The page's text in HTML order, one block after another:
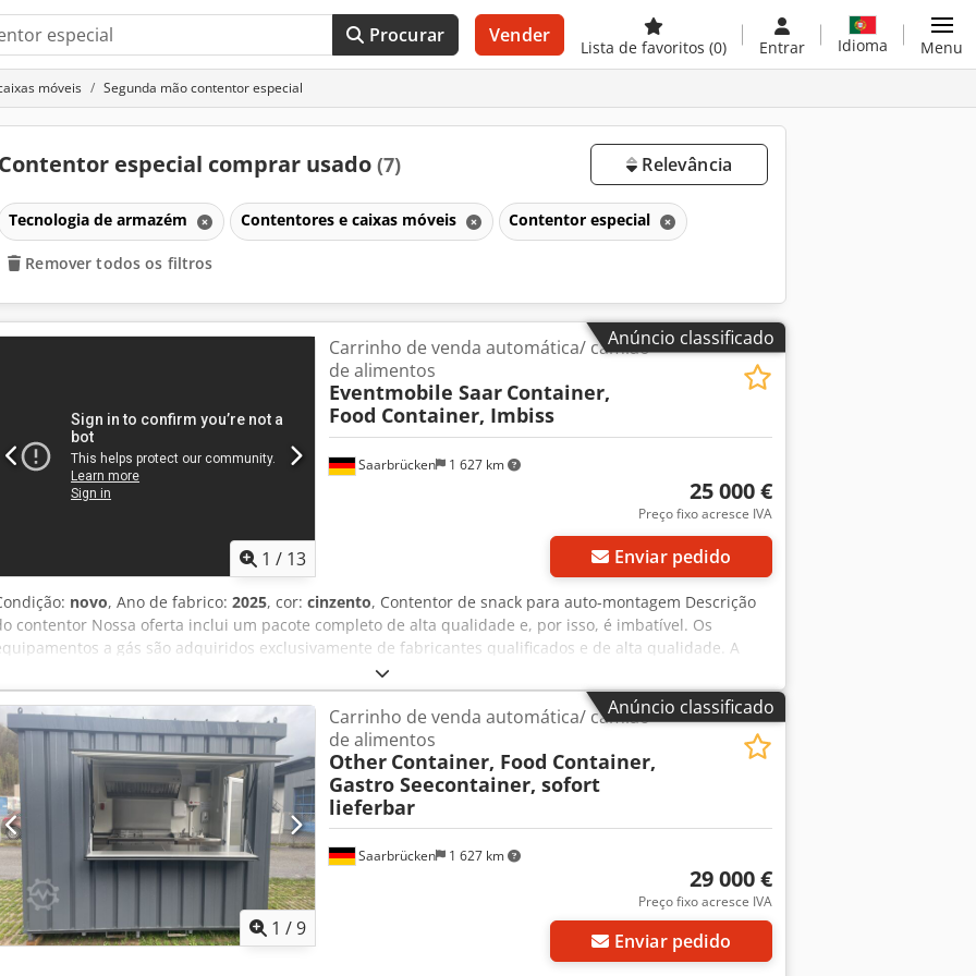
Procurar Vender
Lista de favoritos (0) Entrar Idioma Menu
móveis Segunda mão contentor especial
Contentor especial comprar usado (7) Relevância
Tecnologia de armazém Contentores e caixas móveis Contentor especial
Remover todos os filtros
Anúncio classificado
1 / 13
Saarbrücken 1 627 km
Carrinho de venda automática/ camião
de alimentos
Eventmobile Saar Container,
Food Container, Imbiss
25 000 €
Preço fixo acresce IVA
Enviar pedido
novo, Ano de fabrico: 2025, cor: cinzento, Contentor de snack para auto-montagem Descrição
contentor Nossa oferta inclui um pacote completo de alta qualidade e, por isso, é imbatível. Os
a gás são adquiridos exclusivamente de fabricantes qualificados e de alta qualidade. A
estrutura e toda a cozinha com os equipamentos são NOVOS! Dados do contentor marítimo Csdpfx Aszl
Rorf Disponibilidade: entrega imediata Cor: antracite Entrega incluída no preço, até à borda do
camião. Estrutura fabricada em laminado isotérmico de alumínio e fibra de vidro, com excelente
estética. Garante temperatura interna ideal em todas as estações do ano. Dimensões
Comprimento interno: 5.898 mm Largura interna: 2.352 mm Altura interna: 2.385 mm Equipamento
cozinha para auto-montagem Abertura para sistema de água Quadro de distribuição
Duas janelas de venda Iluminação de teto Garantia: 1 ano de garantia para estrutura e instalação
Este preço aplica-se ao equipamento padrão exibido. Alterações ou complementos terão custo
Este modelo também pode ser construído de forma diferente ou com o equipamento desejado.
favor, entre em contacto para receber uma oferta personalizada.
Anúncio classificado
1 /9
Saarbrücken 1 627 km
Carrinho de venda automática/ camião
de alimentos
Other Container, Food Container,
Gastro Seecontainer, sofort
lieferbar
29 000 €
Preço fixo acresce IVA
Enviar pedido